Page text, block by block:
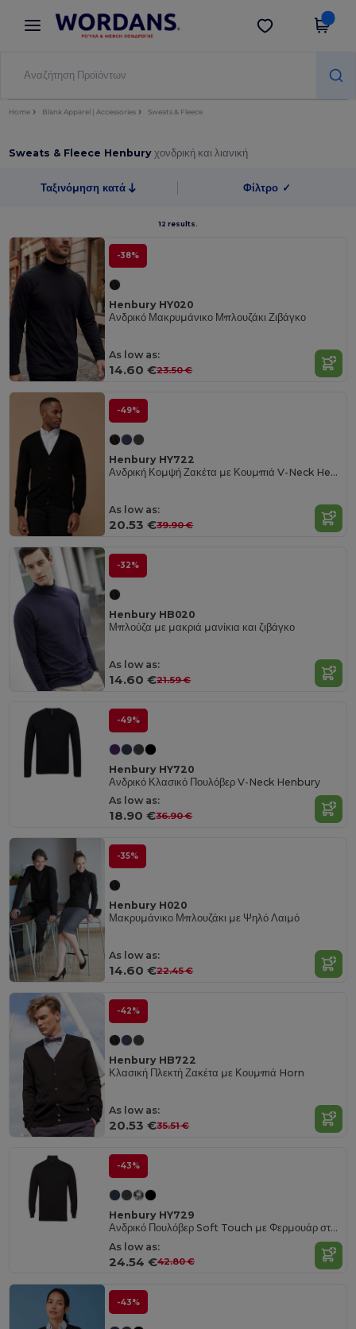
× Εφαρμογή Wordans
Καλύτερες τιμές στην εφαρμογή!
Λήψη app
Home Blank Apparel | Accessories Sweats & Fleece
Sweats & Fleece Henburyχονδρική και λιανική
Ταξινόμηση κατά Φίλτρο ✓
12 results.
-38%
Henbury HY020
Ανδρικό Μακρυμάνικο Μπλουζάκι Ζιβάγκο
As low as:
14.60 €23.50 €
-49%
Henbury HY722
Ανδρική Κομψή Ζακέτα με Κουμπιά V-Neck Henbury
As low as:
20.53 €39.90 €
-32%
Henbury HB020
Μπλούζα με μακριά μανίκια και ζιβάγκο
As low as:
14.60 €21.59 €
-49%
Henbury HY720
Ανδρικό Κλασικό Πουλόβερ V-Neck Henbury
As low as:
18.90 €36.90 €
-35%
Henbury H020
Μακρυμάνικο Μπλουζάκι με Ψηλό Λαιμό
As low as:
14.60 €22.45 €
-42%
Henbury HB722
Κλασική Πλεκτή Ζακέτα με Κουμπιά Horn
As low as:
20.53 €35.51 €
-43%
Henbury HY729
Ανδρικό Πουλόβερ Soft Touch με Φερμουάρ στο Λαιμό
As low as:
24.54 €42.80 €
-43%